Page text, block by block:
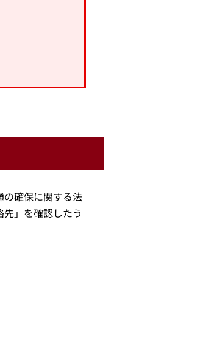
の確保に関する法
」を確認したう